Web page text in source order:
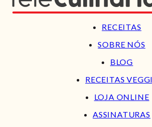
RECEITAS
SOBRE NÓS
BLOG
RECEITAS
LOJA ONLINE
ASSINATURAS